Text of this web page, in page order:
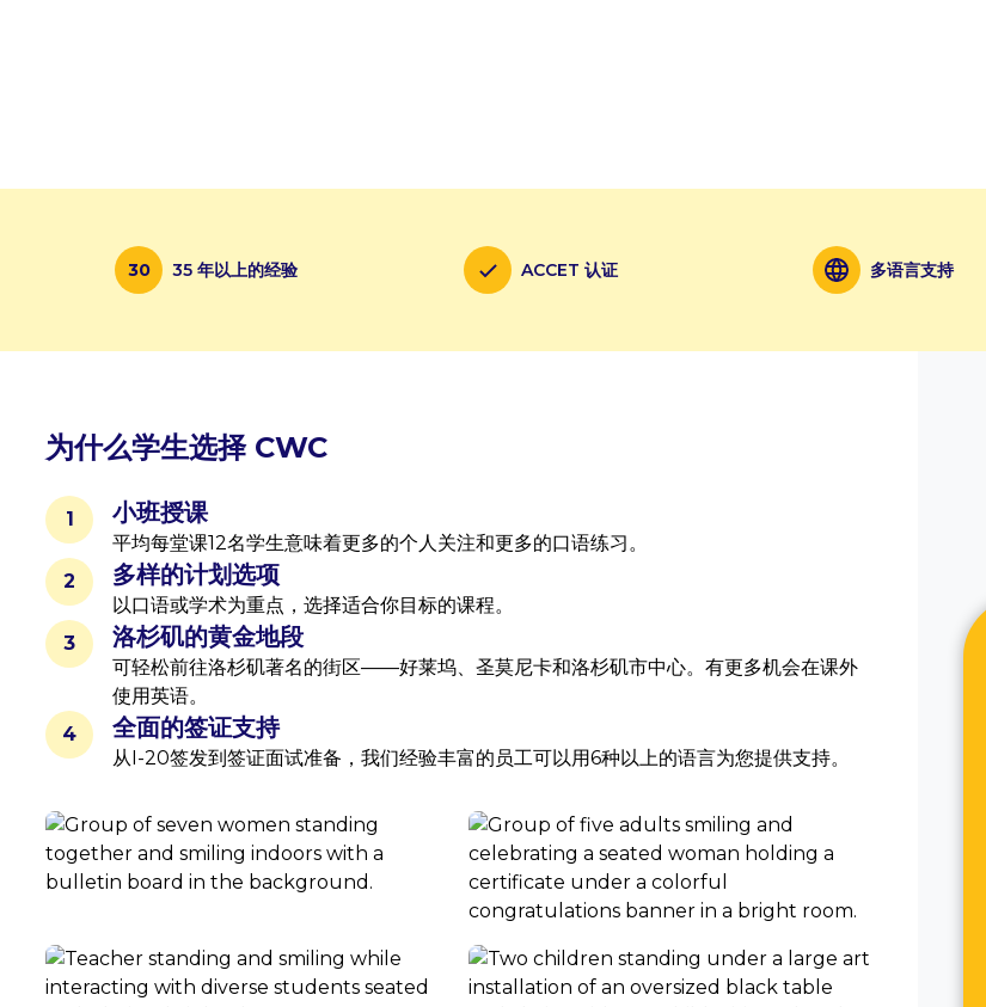
30 35 年以上的经验 ACCET 认证 多语言支持
为什么学生选择 CWC
1 小班授课
平均每堂课12名学生意味着更多的个人关注和更多的口语练习。
2
多样的计划选项
以口语或学术为重点，选择适合你目标的课程。
3
洛杉矶的黄金地段
可轻松前往洛杉矶著名的街区——好莱坞、圣莫尼卡和洛杉矶市中心。有更多机会在课外
使用英语。
4
全面的签证支持
从I-20签发到签证面试准备，我们经验丰富的员工可以用6种以上的语言为您提供支持。